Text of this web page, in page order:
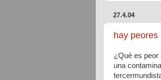
27.4.04
hay peores
¿Qué es peor
una